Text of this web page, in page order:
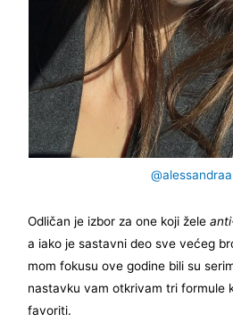
Odličan je izbor za one koji žele
a iako je sastavni deo sve većeg
mom fokusu ove godine bili su
nastavku vam otkrivam tri formule
favoriti.